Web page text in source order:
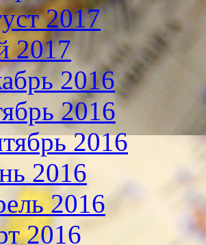
2017
2017
2016
2016
2016
2016
2016
2016